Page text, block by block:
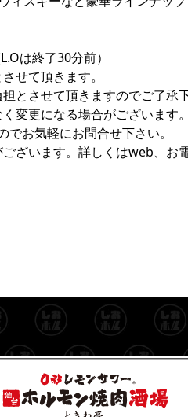
は終了30分前）
せて頂きます。
とさせて頂きますのでご了承下
変更になる場合がございます。
お気軽にお問合せ下さい。
ざいます。詳しくはweb、お